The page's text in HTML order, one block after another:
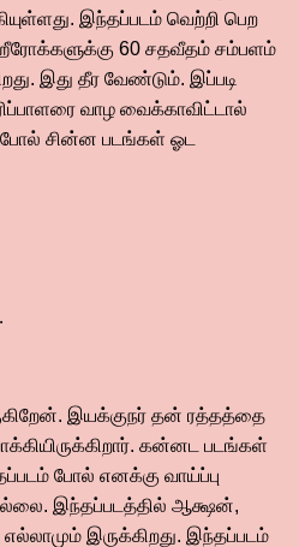
இந்தப்படம் வெற்றி பெற
60 சதவீதம் சம்பளம்
இது தீர வேண்டும். இப்படி
வாழ வைக்காவிட்டால்
போல் சின்ன படங்கள் ஓட
இயக்குநர் தன் ரத்தத்தை
கன்னட படங்கள்
போல் எனக்கு வாய்ப்பு
இந்தப்படத்தில் ஆக்ஷன்,
இருக்கிறது. இந்தப்படம்